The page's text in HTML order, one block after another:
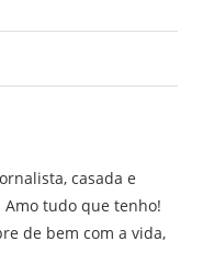
casada e
tudo que tenho!
de bem com a vida,